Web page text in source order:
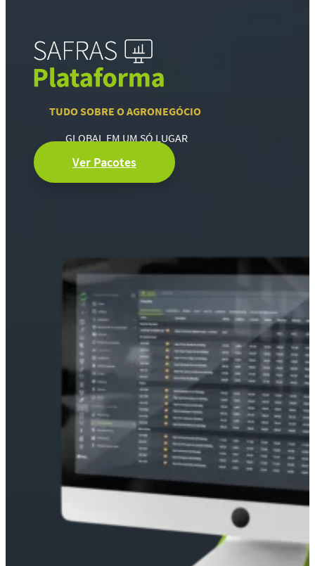
TUDO SOBRE O AGRONEGÓCIO
GLOBAL EM UM SÓ LUGAR
Ver Pacotes